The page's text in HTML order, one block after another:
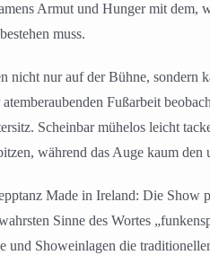
Armut und Hunger mit
muss.
nicht nur auf der Bühne,
Fußarbeit
Scheinbar mühelos leicht
während das Auge kaum
Made in Ireland: Die Show
Sinne des Wortes
und Showeinlagen die